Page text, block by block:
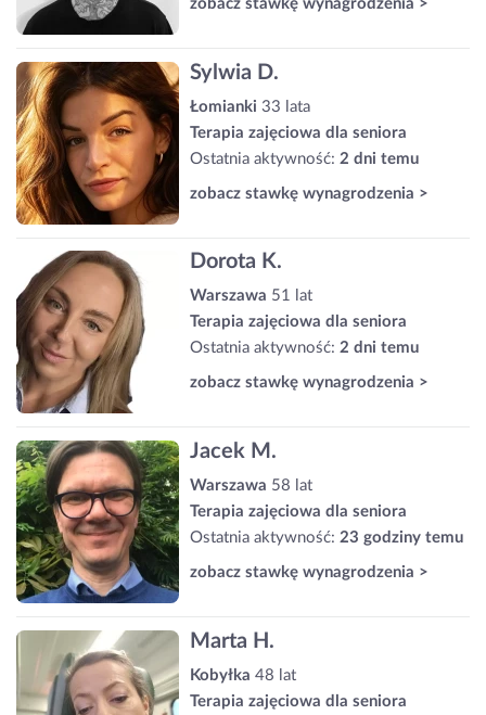
zobacz stawkę wynagrodzenia >
Sylwia D.
Łomianki 33 lata
Terapia zajęciowa dla seniora
Ostatnia aktywność: 2 dni temu
zobacz stawkę wynagrodzenia >
Dorota K.
Warszawa 51 lat
Terapia zajęciowa dla seniora
Ostatnia aktywność: 2 dni temu
zobacz stawkę wynagrodzenia >
Jacek M.
Warszawa 58 lat
Terapia zajęciowa dla seniora
Ostatnia aktywność: 23 godziny temu
zobacz stawkę wynagrodzenia >
Marta H.
Kobyłka 48 lat
Terapia zajęciowa dla seniora